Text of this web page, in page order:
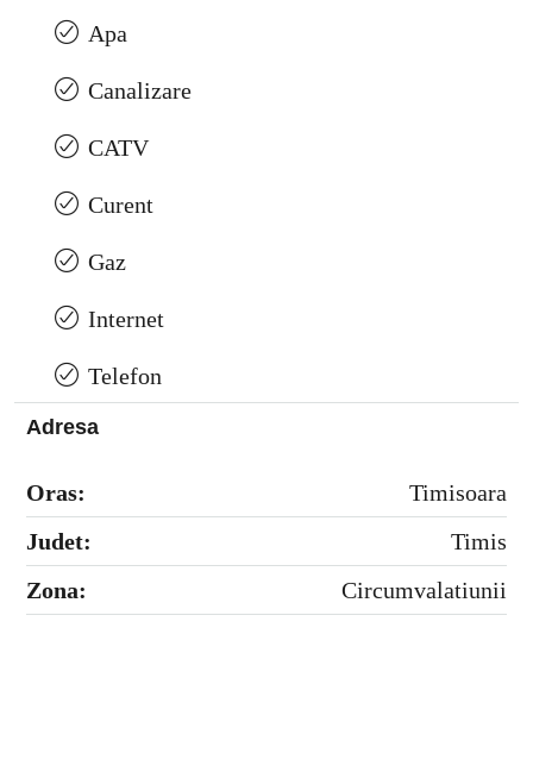
Apa
Canalizare
CATV
Curent
Gaz
Internet
Telefon
Adresa
Oras:
Timisoara
Judet:
Timis
Zona:
Circumvalatiunii